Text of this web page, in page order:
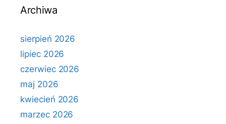
Archiwa
sierpień 2026
lipiec 2026
czerwiec 2026
maj 2026
kwiecień 2026
marzec 2026